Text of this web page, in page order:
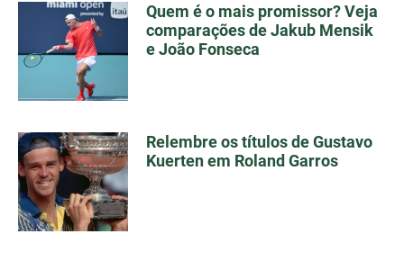
Quem é o mais promissor? Veja
comparações de Jakub Mensik
e João Fonseca
Relembre os títulos de Gustavo
Kuerten em Roland Garros